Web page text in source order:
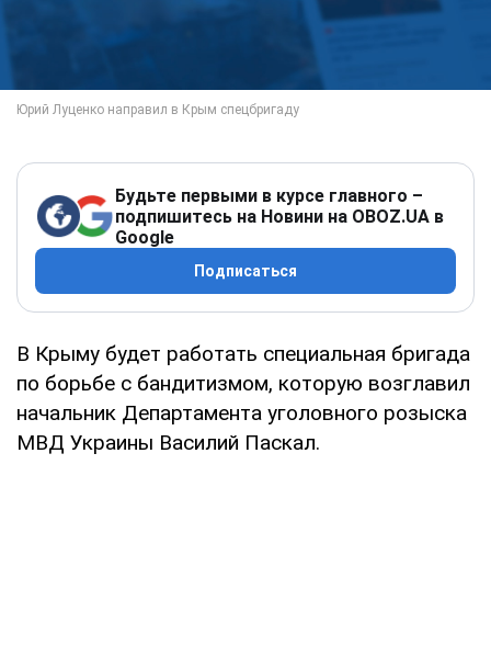
Будьте первыми в курсе главного –
подпишитесь на Новини на OBOZ.UA в
Google
Подписаться
В Крыму будет работать специальная бригада
по борьбе с бандитизмом, которую возглавил
начальник Департамента уголовного розыска
МВД Украины Василий Паскал.